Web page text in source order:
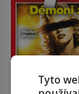
Tyto